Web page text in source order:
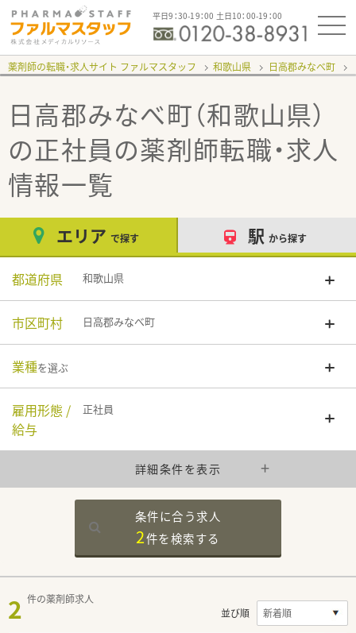
平日9：30-19：00 土日10：00-19：00
薬剤師の転職・求人サイト ファルマスタッフ 和歌山県 日高郡みなべ町
日高郡みなべ町（和歌山県）
の正社員の薬剤師転職・求人
情報一覧
エリア で探す 駅 から探す
都道府県 和歌山県
市区町村 日高郡みなべ町
業種を選ぶ
雇用形態 /
給与
正社員
詳細条件を表示
条件に合う求人
2件を検索する
2 件の薬剤師求人
並び順